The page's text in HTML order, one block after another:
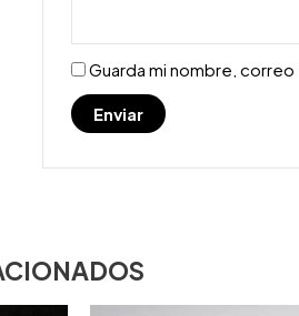
Guarda mi nombre,